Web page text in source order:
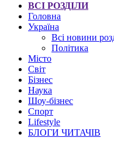
ВСІ РОЗДІЛИ
Головна
Україна
Всі новини
Політика
Місто
Світ
Бізнес
Наука
Шоу-бізнес
Спорт
Lifestyle
БЛОГИ ЧИТАЧІВ